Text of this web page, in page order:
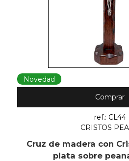
Novedad
Comprar
ref.: CL44
CRISTOS
Cruz de madera con
plata sobre